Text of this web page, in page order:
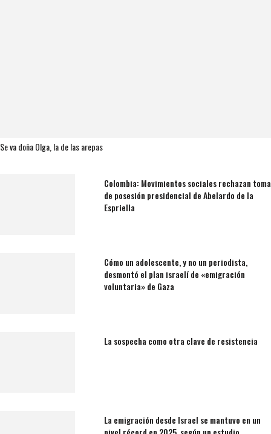
Se va doña Olga, la de las arepas
Colombia: Movimientos sociales rechazan toma
de posesión presidencial de Abelardo de la
Espriella
Cómo un adolescente, y no un periodista,
desmontó el plan israelí de «emigración
voluntaria» de Gaza
La sospecha como otra clave de resistencia
La emigración desde Israel se mantuvo en un